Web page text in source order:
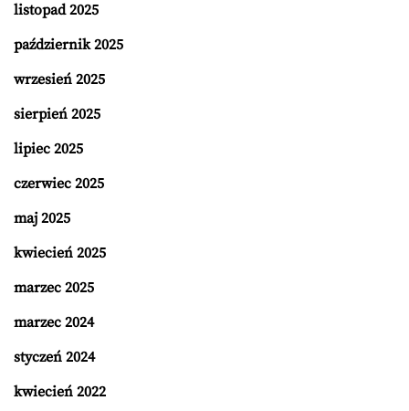
listopad 2025
październik 2025
wrzesień 2025
sierpień 2025
lipiec 2025
czerwiec 2025
maj 2025
kwiecień 2025
marzec 2025
marzec 2024
styczeń 2024
kwiecień 2022